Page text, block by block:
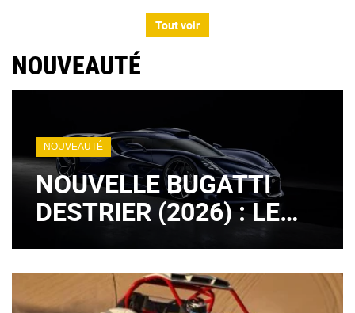
Tout voir
NOUVEAUTÉ
NOUVEAUTÉ
NOUVELLE BUGATTI
DESTRIER (2026) : LE
LÉGENDAIRE MOTEUR
W16 EST DE RETOUR !
(+ IMAGES)